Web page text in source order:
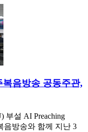
음방송 공동주관,
부설 AI Preaching
음방송와 함께 지난 3